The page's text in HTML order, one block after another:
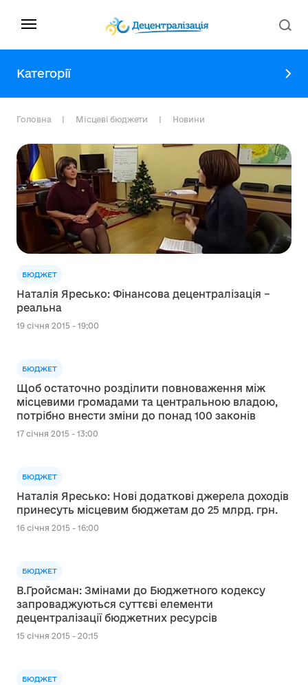
Категорії
Головна Місцеві бюджети Новини
БЮДЖЕТ
Наталія Яресько: Фінансова децентралізація –
реальна
19 січня 2015 - 19:00
БЮДЖЕТ
Щоб остаточно розділити повноваження між
місцевими громадами та центральною владою,
потрібно внести зміни до понад 100 законів
17 січня 2015 - 13:00
БЮДЖЕТ
Наталія Яресько: Нові додаткові джерела доходів
принесуть місцевим бюджетам до 25 млрд. грн.
16 січня 2015 - 16:00
БЮДЖЕТ
В.Гройсман: Змінами до Бюджетного кодексу
запроваджуються суттєві елементи
децентралізації бюджетних ресурсів
15 січня 2015 - 20:15
БЮДЖЕТ